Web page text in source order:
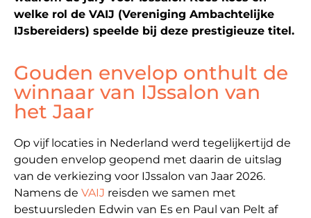
welke rol de VAIJ (Vereniging Ambachtelijke
IJsbereiders) speelde bij deze prestigieuze titel.
Gouden envelop onthult de
winnaar van IJssalon van
het Jaar
Op vijf locaties in Nederland werd tegelijkertijd de
gouden envelop geopend met daarin de uitslag
van de verkiezing voor IJssalon van Jaar 2026.
Namens de VAIJ reisden we samen met
bestuursleden Edwin van Es en Paul van Pelt af